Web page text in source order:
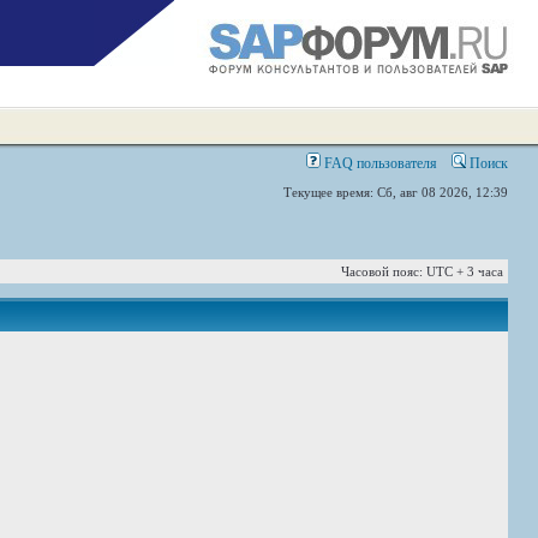
FAQ пользователя Поиск
Текущее время: Сб, авг 08 2026, 12:39
Часовой пояс: UTC + 3 часа